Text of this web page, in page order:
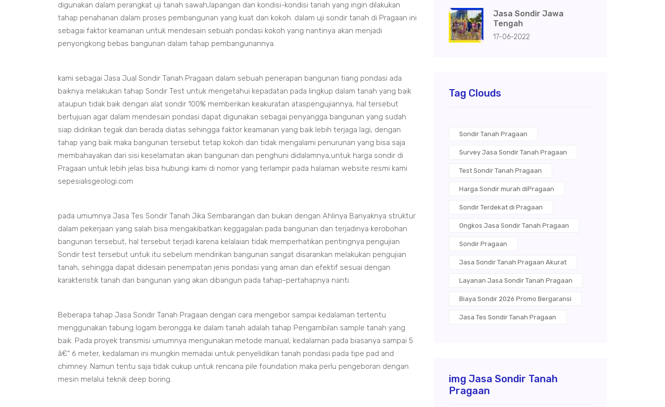
digunakan dalam perangkat uji tanah sawah,lapangan dan kondisi-kondisi tanah yang ingin dilakukan
tahap penahanan dalam proses pembangunan yang kuat dan kokoh. dalam uji sondir tanah di Pragaan ini
sebagai faktor keamanan untuk mendesain sebuah pondasi kokoh yang nantinya akan menjadi
penyongkong bebas bangunan dalam tahap pembangunannya.
kami sebagai Jasa Jual Sondir Tanah Pragaan dalam sebuah penerapan bangunan tiang pondasi ada
baiknya melakukan tahap Sondir Test untuk mengetahui kepadatan pada lingkup dalam tanah yang baik
ataupun tidak baik dengan alat sondir 100% memberikan keakuratan ataspengujiannya, hal tersebut
bertujuan agar dalam mendesain pondasi dapat digunakan sebagai penyangga bangunan yang sudah
siap didirikan tegak dan berada diatas sehingga faktor keamanan yang baik lebih terjaga lagi, dengan
tahap yang baik maka bangunan tersebut tetap kokoh dan tidak mengalami penurunan yang bisa saja
membahayakan dari sisi keselamatan akan bangunan dan penghuni didalamnya,untuk harga sondir di
Pragaan untuk lebih jelas bisa hubungi kami di nomor yang terlampir pada halaman website resmi kami
sepesialisgeologi.com
pada umumnya Jasa Tes Sondir Tanah Jika Sembarangan dan bukan dengan Ahlinya Banyaknya struktur
dalam pekerjaan yang salah bisa mengakibatkan keggagalan pada bangunan dan terjadinya kerobohan
bangunan tersebut, hal tersebut terjadi karena kelalaian tidak memperhatikan pentingnya pengujian
Sondir test tersebut untuk itu sebelum mendirikan bangunan sangat disarankan melakukan pengujian
tanah, sehingga dapat didesain penempatan jenis pondasi yang aman dan efektif sesuai dengan
karakteristik tanah dari bangunan yang akan dibangun pada tahap-pertahapnya nanti.
Beberapa tahap Jasa Sondir Tanah Pragaan dengan cara mengebor sampai kedalaman tertentu
menggunakan tabung logam berongga ke dalam tanah adalah tahap Pengambilan sample tanah yang
baik. Pada proyek transmisi umumnya mengunakan metode manual, kedalaman pada biasanya sampai 5
â€“ 6 meter, kedalaman ini mungkin memadai untuk penyelidikan tanah pondasi pada tipe pad and
chimney. Namun tentu saja tidak cukup untuk rencana pile foundation maka perlu pengeboran dengan
mesin melalui teknik deep boring.
Jasa Sondir Jawa
Tengah
17-06-2022
Tag Clouds
Sondir Tanah Pragaan
Survey Jasa Sondir Tanah Pragaan
Test Sondir Tanah Pragaan
Harga Sondir murah diPragaan
Sondir Terdekat di Pragaan
Ongkos Jasa Sondir Tanah Pragaan
Sondir Pragaan
Jasa Sondir Tanah Pragaan Akurat
Layanan Jasa Sondir Tanah Pragaan
Biaya Sondir 2026 Promo Bergaransi
Jasa Tes Sondir Tanah Pragaan
img Jasa Sondir Tanah
Pragaan